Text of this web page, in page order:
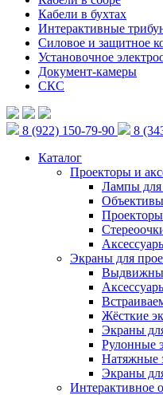
Кабели в бухтах
Интерактивные
Силовое и защитное
Установочное
Документ-камеры
СКС
8 (922) 150-79-90
8
Каталог
Проекторы и
Лампы для
Проекторы
Экраны для
Жёсткие
Экраны
Рулонные
Натяжные
Экраны
Интерактивное